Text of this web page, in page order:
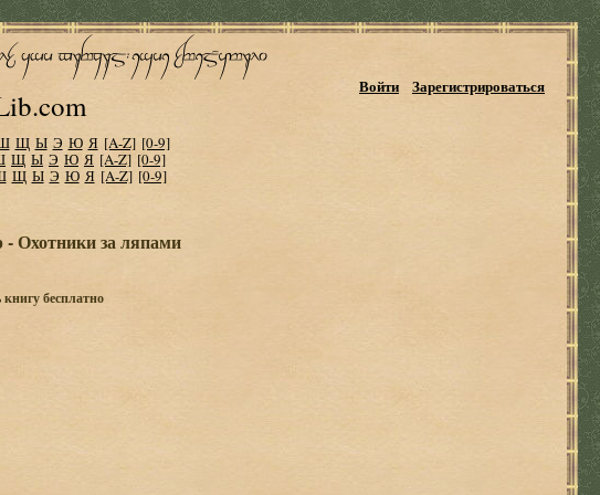
Войти Зарегистрироваться
Щ Ы Э Ю Я [A-Z] [0-9]
Щ Ы Э Ю Я [A-Z] [0-9]
Щ Ы Э Ю Я [A-Z] [0-9]
- Охотники за ляпами
книгу бесплатно